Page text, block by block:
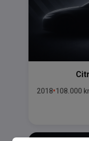
2018 108.000